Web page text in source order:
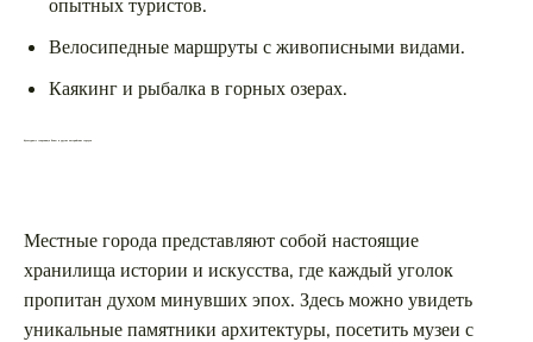
опытных туристов.
Велосипедные маршруты с живописными видами.
Каякинг и рыбалка в горных озерах.
Культурные сокровища Вены и других австрийских городов
Местные города представляют собой настоящие
хранилища истории и искусства, где каждый уголок
пропитан духом минувших эпох. Здесь можно увидеть
уникальные памятники архитектуры, посетить музеи с